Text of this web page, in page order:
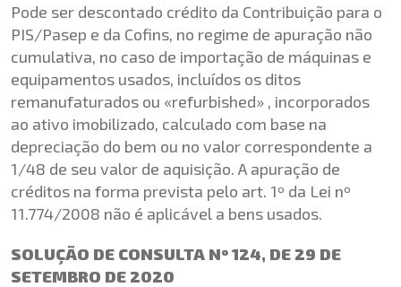
Pode ser descontado crédito da Contribuição para o
PIS/Pasep e da Cofins, no regime de apuração não
cumulativa, no caso de importação de máquinas e
equipamentos usados, incluídos os ditos
remanufaturados ou «refurbished» , incorporados
ao ativo imobilizado, calculado com base na
depreciação do bem ou no valor correspondente a
1/48 de seu valor de aquisição. A apuração de
créditos na forma prevista pelo art. 1º da Lei nº
11.774/2008 não é aplicável a bens usados.
SOLUÇÃO DE CONSULTA Nº 124, DE 29 DE
SETEMBRO DE 2020